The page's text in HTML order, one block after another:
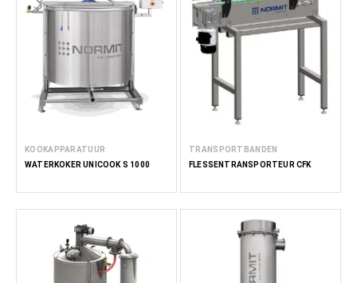
KOOKAPPARATUUR
WATERKOKER UNICOOK S 1000
TRANSPORTBANDEN
FLESSENTRANSPORTEUR CFK